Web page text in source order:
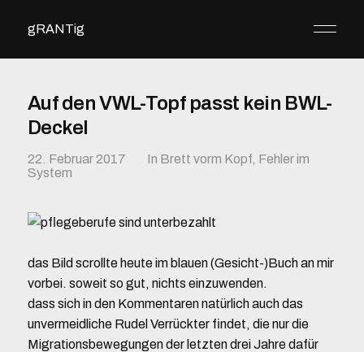
gRANTig
Auf den VWL-Topf passt kein BWL-
Deckel
22. Februar 2017 In Brett vorm Kopf, Fehler im
System
das Bild scrollte heute im blauen (Gesicht-)Buch an mir
vorbei. soweit so gut, nichts einzuwenden.
dass sich in den Kommentaren natürlich auch das
unvermeidliche Rudel Verrückter findet, die nur die
Migrationsbewegungen der letzten drei Jahre dafür